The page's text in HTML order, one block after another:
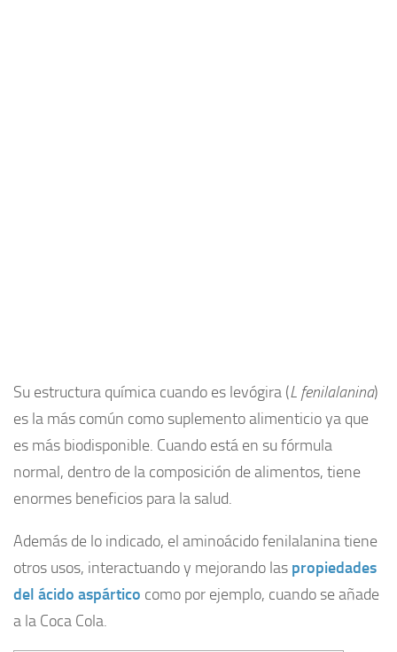
Su estructura química cuando es levógira (L fenilalanina)
es la más común como suplemento alimenticio ya que
es más biodisponible. Cuando está en su fórmula
normal, dentro de la composición de alimentos, tiene
enormes beneficios para la salud.
Además de lo indicado, el aminoácido fenilalanina tiene
otros usos, interactuando y mejorando las propiedades
del ácido aspártico como por ejemplo, cuando se añade
a la Coca Cola.